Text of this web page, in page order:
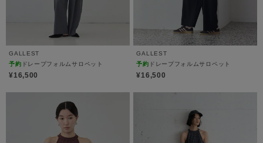
GALLEST
予約 ドレープフォルムサロペット
¥16,500
GALLEST
予約 ドレープフォルムサロペット
¥16,500